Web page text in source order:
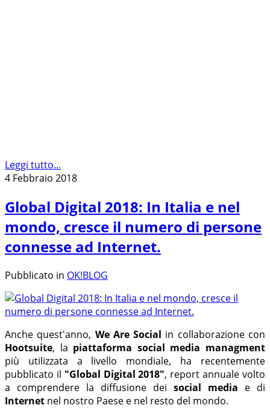
Leggi tutto...
4 Febbraio 2018
Global Digital 2018: In Italia e nel
mondo, cresce il numero di persone
connesse ad Internet.
Pubblicato in OK!BLOG
Anche quest'anno, We Are Social in collaborazione con
Hootsuite, la piattaforma social media managment
più utilizzata a livello mondiale, ha recentemente
pubblicato il "Global Digital 2018", report annuale volto
a comprendere la diffusione dei social media e di
Internet nel nostro Paese e nel resto del mondo.